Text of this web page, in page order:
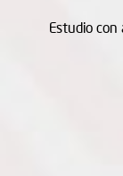
Estudio